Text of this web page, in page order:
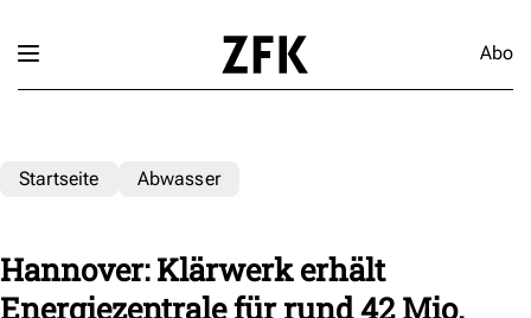
Abo
Startseite Abwasser
Hannover: Klärwerk erhält
Energiezentrale für rund 42 Mio.